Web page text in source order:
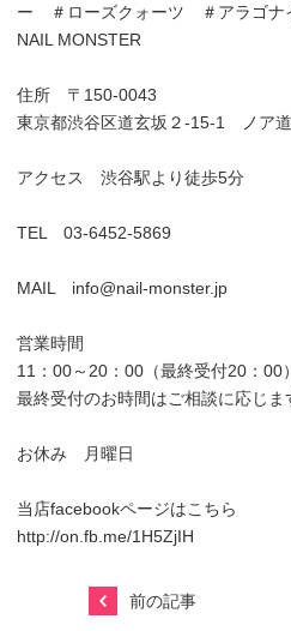
ー ＃ローズクォーツ ＃アラゴナ
NAIL MONSTER
住所 〒150-0043
東京都渋谷区道玄坂２-15-1 ノア
アクセス 渋谷駅より徒歩5分
TEL 03-6452-5869
MAIL info@nail-monster.jp
営業時間
11：00～20：00（最終受付20：00）
最終受付のお時間はご相談に応じま
お休み 月曜日
当店facebookページはこちら
http://on.fb.me/1H5ZjIH
前の記事